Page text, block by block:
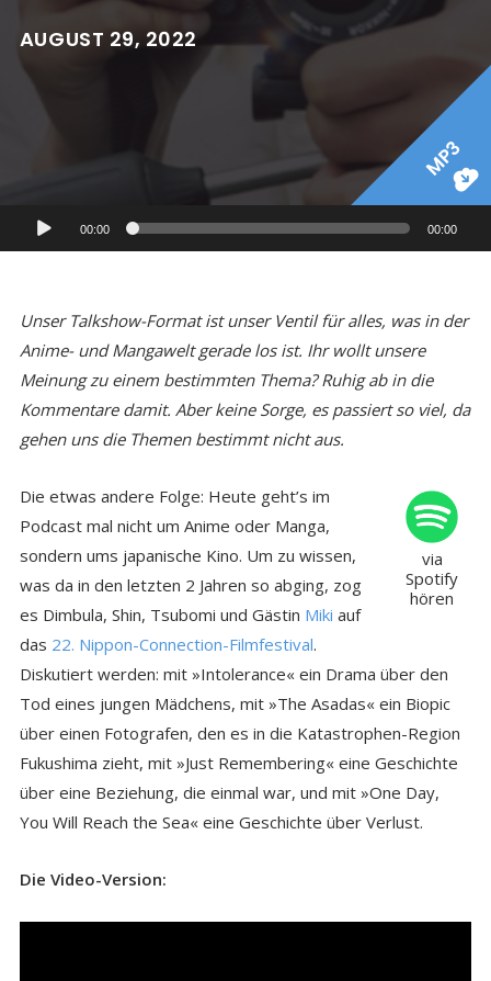
AUGUST 29, 2022
MP3
Audio-
Player
00:00 00:00
Unser Talkshow-Format ist unser Ventil für alles, was in der
Anime- und Mangawelt gerade los ist. Ihr wollt unsere
Meinung zu einem bestimmten Thema? Ruhig ab in die
Kommentare damit. Aber keine Sorge, es passiert so viel, da
gehen uns die Themen bestimmt nicht aus.
via
Spotify
hören
Die etwas andere Folge: Heute geht’s im
Podcast mal nicht um Anime oder Manga,
sondern ums japanische Kino. Um zu wissen,
was da in den letzten 2 Jahren so abging, zog
es Dimbula, Shin, Tsubomi und Gästin Miki auf
das 22. Nippon-Connection-Filmfestival.
Diskutiert werden: mit »Intolerance« ein Drama über den
Tod eines jungen Mädchens, mit »The Asadas« ein Biopic
über einen Fotografen, den es in die Katastrophen-Region
Fukushima zieht, mit »Just Remembering« eine Geschichte
über eine Beziehung, die einmal war, und mit »One Day,
You Will Reach the Sea« eine Geschichte über Verlust.
Die Video-Version: